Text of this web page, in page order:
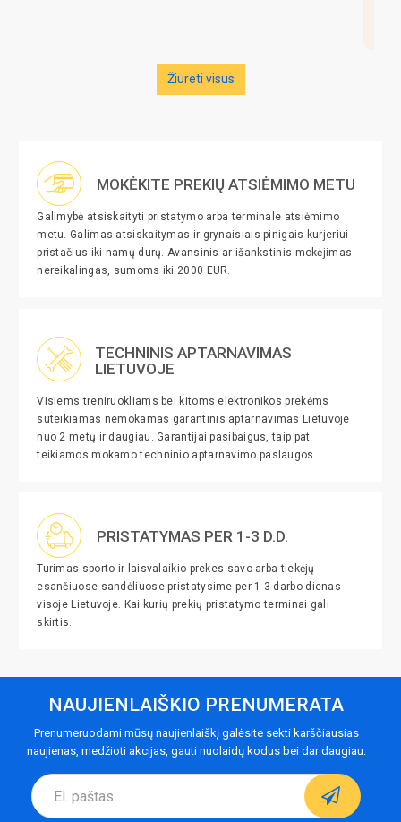
Žiureti visus
MOKĖKITE PREKIŲ ATSIĖMIMO METU
Galimybė atsiskaityti pristatymo arba terminale atsiėmimo
metu. Galimas atsiskaitymas ir grynaisiais pinigais kurjeriui
pristačius iki namų durų. Avansinis ar išankstinis mokėjimas
nereikalingas, sumoms iki 2000 EUR.
TECHNINIS APTARNAVIMAS
LIETUVOJE
Visiems treniruokliams bei kitoms elektronikos prekėms
suteikiamas nemokamas garantinis aptarnavimas Lietuvoje
nuo 2 metų ir daugiau. Garantijai pasibaigus, taip pat
teikiamos mokamo techninio aptarnavimo paslaugos.
PRISTATYMAS PER 1-3 D.D.
Turimas sporto ir laisvalaikio prekes savo arba tiekėjų
esančiuose sandėliuose pristatysime per 1-3 darbo dienas
visoje Lietuvoje. Kai kurių prekių pristatymo terminai gali
skirtis.
NAUJIENLAIŠKIO PRENUMERATA
Prenumeruodami mūsų naujienlaiškį galėsite sekti karščiausias
naujienas, medžioti akcijas, gauti nuolaidų kodus bei dar daugiau.